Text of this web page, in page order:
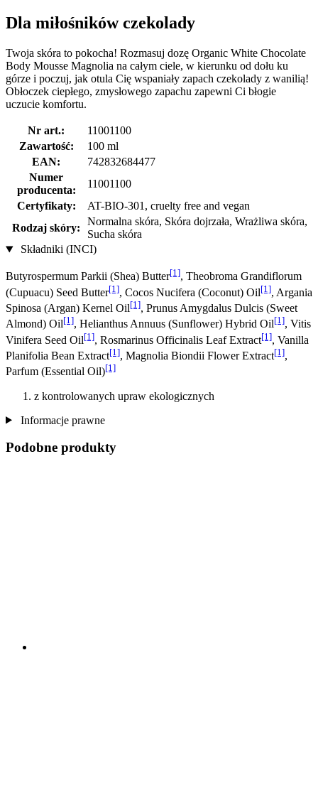
Dla miłośników czekolady
Twoja skóra to pokocha! Rozmasuj dozę Organic White Chocolate
Body Mousse Magnolia na całym ciele, w kierunku od dołu ku
górze i poczuj, jak otula Cię wspaniały zapach czekolady z wanilią!
Obłoczek ciepłego, zmysłowego zapachu zapewni Ci błogie
uczucie komfortu.
Nr art.:
11001100
Zawartość:
100 ml
EAN:
742832684477
Numer
producenta:
11001100
Certyfikaty:
AT-BIO-301, cruelty free and vegan
Rodzaj skóry:
Normalna skóra, Skóra dojrzała, Wrażliwa skóra,
Sucha skóra
Składniki (INCI)
Butyrospermum Parkii (Shea) Butter[1], Theobroma Grandiflorum
(Cupuacu) Seed Butter[1], Cocos Nucifera (Coconut) Oil[1], Argania
Spinosa (Argan) Kernel Oil[1], Prunus Amygdalus Dulcis (Sweet
Almond) Oil[1], Helianthus Annuus (Sunflower) Hybrid Oil[1], Vitis
Vinifera Seed Oil[1], Rosmarinus Officinalis Leaf Extract[1], Vanilla
Planifolia Bean Extract[1], Magnolia Biondii Flower Extract[1],
Parfum (Essential Oil)[1]
z kontrolowanych upraw ekologicznych
Informacje prawne
Podobne produkty